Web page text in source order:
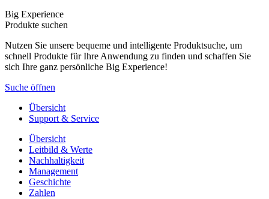
Big Experience
Produkte suchen
Nutzen Sie unsere bequeme und intelligente Produktsuche, um
schnell Produkte für Ihre Anwendung zu finden und schaffen Sie
sich Ihre ganz persönliche Big Experience!
Suche öffnen
Übersicht
Support & Service
Übersicht
Leitbild & Werte
Nachhaltigkeit
Management
Geschichte
Zahlen